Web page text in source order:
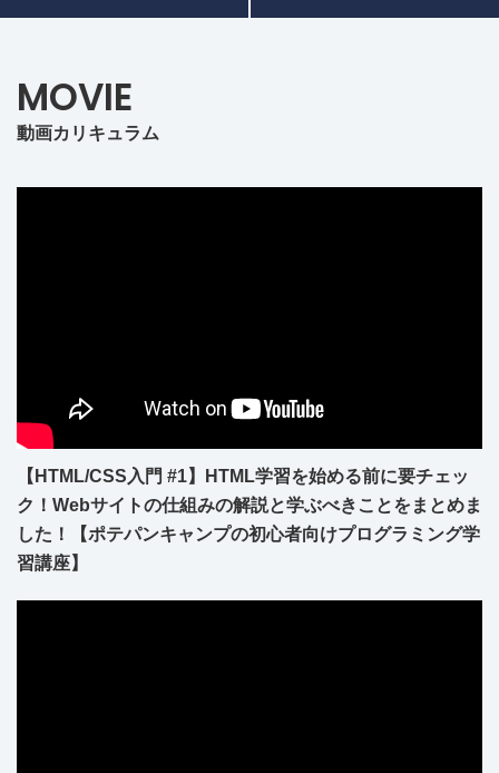
MOVIE
動画カリキュラム
【HTML/CSS入門 #1】HTML学習を始める前に要チェッ
ク！Webサイトの仕組みの解説と学ぶべきことをまとめま
した！【ポテパンキャンプの初心者向けプログラミング学
習講座】